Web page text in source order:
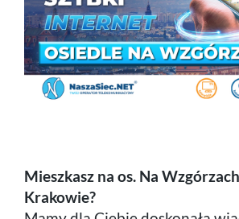
Mieszkasz na os. Na
Krakowie?